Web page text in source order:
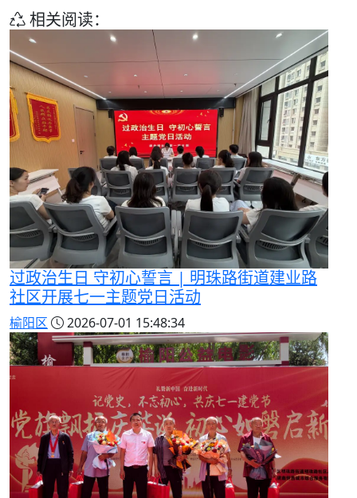
相关阅读：
过政治生日 守初心誓言 | 明珠路街道建业路
社区开展七一主题党日活动
榆阳区 2026-07-01 15:48:34